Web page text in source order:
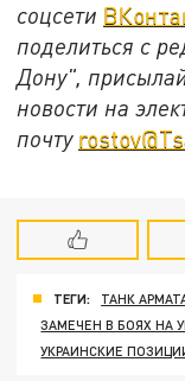
соцсети
поделиться с
Дону",
новости на
почту
ТЕГИ: ТАНК
ЗАМЕЧЕН В БОЯХ НА
УКРАИНСКИЕ